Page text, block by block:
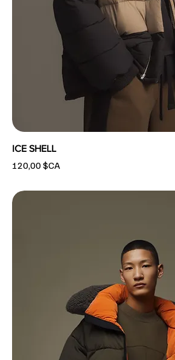
ICE SHELL
Prix
120,00 $CA